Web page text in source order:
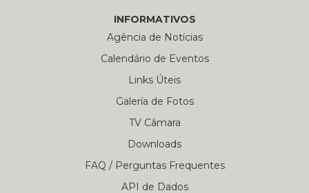
INFORMATIVOS
Agência de Notícias
Calendário de Eventos
Links Úteis
Galería de Fotos
TV Câmara
Downloads
FAQ / Perguntas Frequentes
API de Dados